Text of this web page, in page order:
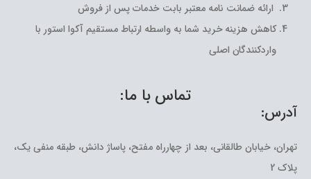
ارائه ضمانت نامه معتبر بابت خدمات پس از فروش
کاهش هزینه خرید شما به واسطه ارتباط مستقیم آکوا استور با
واردکنندگان اصلی
تماس با ما:
آدرس:
تهران، خیابان طالقانی، بعد از چهارراه مفتح، پاساژ دانش، طبقه منفی یک،
پلاک 2